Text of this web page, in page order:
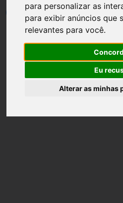
para personalizar as
para exibir anúncios que
relevantes para você.
Eu
Alterar as minhas
por Luh Dantas 1